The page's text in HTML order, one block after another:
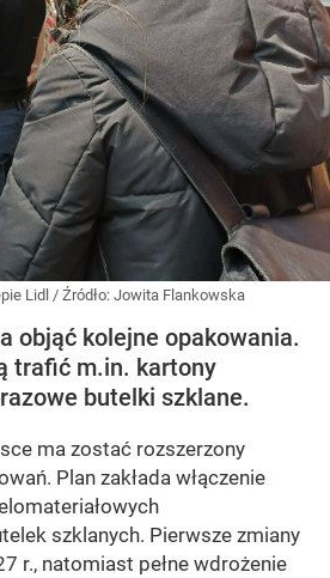
Lidl / Źródło: Jowita Flankowska
objąć kolejne opakowania.
trafić m.in. kartony
butelki szklane.
ma zostać rozszerzony
Plan zakłada włączenie
szklanych. Pierwsze zmiany
r., natomiast pełne wdrożenie